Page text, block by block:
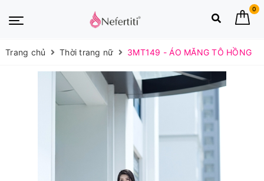
0
Trang chủ Thời trang nữ 3MT149 - ÁO MĂNG TÔ HỒNG